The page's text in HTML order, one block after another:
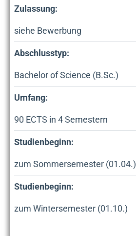
Zulassung:
siehe Bewerbung
Abschlusstyp:
Bachelor of Science (B.Sc.)
Umfang:
90 ECTS in 4Semestern
Studienbeginn:
zum Sommersemester (01.04.)
Studienbeginn:
zum Wintersemester (01.10.)